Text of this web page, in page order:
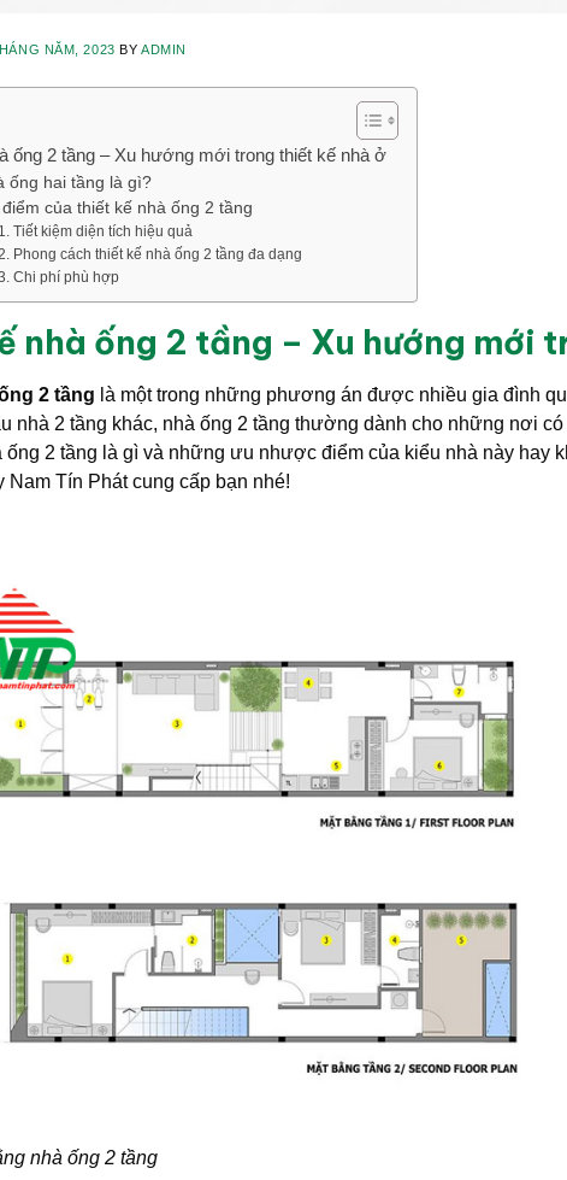
NĂM, 2023 BY ADMIN
ống 2 tầng – Xu hướng mới trong thiết kế nhà ở
ống hai tầng là gì?
của thiết kế nhà ống 2 tầng
Tiết kiệm diện tích hiệu quả
Phong cách thiết kế nhà ống 2 tầng đa dạng
Chi phí phù hợp
nhà ống 2 tầng – Xu hướng mới
2 tầng là một trong những phương án được nhiều gia đình
nhà 2 tầng khác, nhà ống 2 tầng thường dành cho những nơi
ống 2 tầng là gì và những ưu nhược điểm của kiểu nhà này hay
Nam Tín Phát cung cấp bạn nhé!
nhà ống 2 tầng